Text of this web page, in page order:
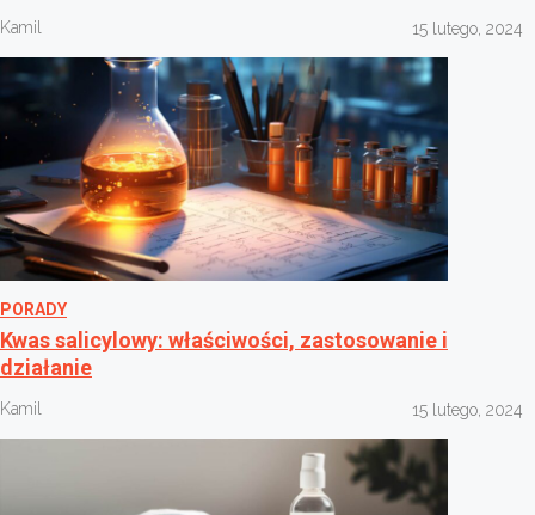
Kamil 15 lutego, 2024
PORADY
Kwas salicylowy: właściwości, zastosowanie i
działanie
Kamil 15 lutego, 2024